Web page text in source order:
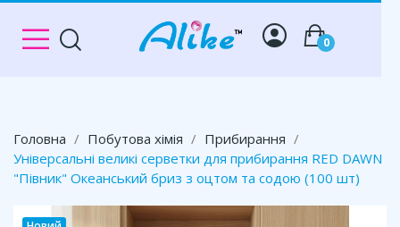
0
Головна Побутова хімія
Прибирання
Універсальні великі серветки для прибирання RED DAWN
"Півник" Океанський бриз з оцтом та содою (100 шт)